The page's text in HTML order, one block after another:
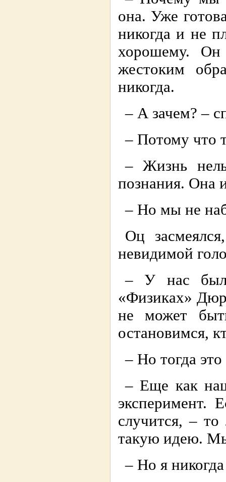
она. Уже
никогда и не
хорошему.
жестоким
никогда.
– А зачем? –
– Потому что
– Жизнь
познания. Она
– Но мы не
Оц
невидимой
– У нас
«Физиках»
не может
остановимся,
– Но тогда
– Еще как
эксперимент.
случится, –
такую идею.
– Но я